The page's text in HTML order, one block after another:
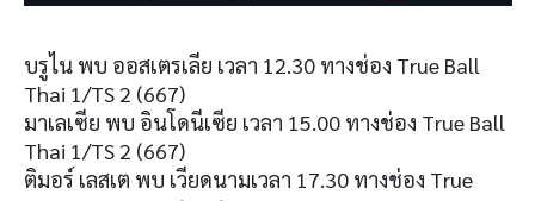
บรูไน พบ ออสเตรเลีย เวลา 12.30 ทางช่อง True Ball
Thai 1/TS 2 (667)
มาเลเซีย พบ อินโดนีเซีย เวลา 15.00 ทางช่อง True Ball
Thai 1/TS 2 (667)
ติมอร์ เลสเต พบ เวียดนามเวลา 17.30 ทางช่อง True